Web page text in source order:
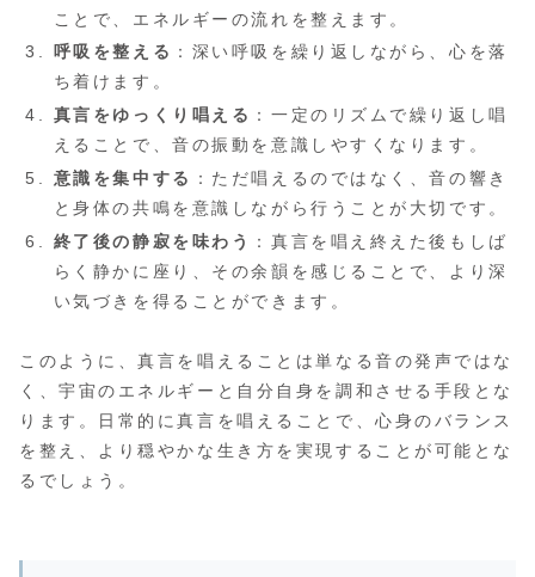
ことで、エネルギーの流れを整えます。
呼吸を整える ：深い呼吸を繰り返しながら、心を落
ち着けます。
真言をゆっくり唱える ：一定のリズムで繰り返し唱
えることで、音の振動を意識しやすくなります。
意識を集中する
：ただ唱えるのではなく、音の響き
と身体の共鳴を意識しながら行うことが大切です。
終了後の静寂を味わう
：真言を唱え終えた後もしば
らく静かに座り、その余韻を感じることで、より深
い気づきを得ることができます。
このように、真言を唱えることは単なる音の発声ではな
く、宇宙のエネルギーと自分自身を調和させる手段とな
ります。日常的に真言を唱えることで、心身のバランス
を整え、より穏やかな生き方を実現することが可能とな
るでしょう。